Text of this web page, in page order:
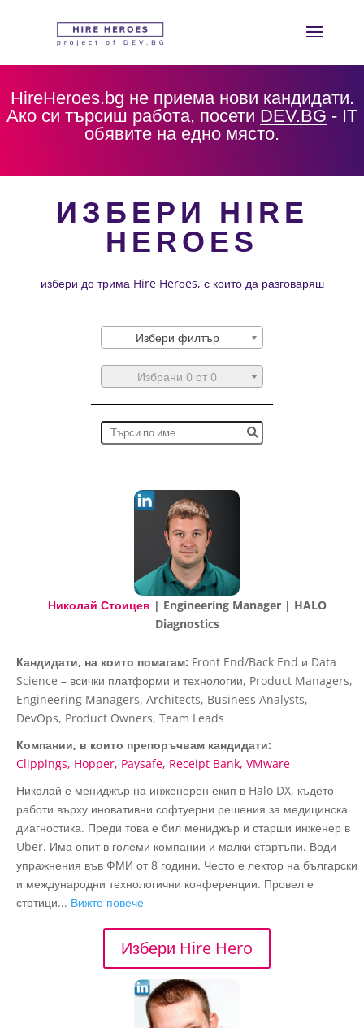
HireHeroes.bg не приема нови кандидати.
Ако си търсиш работа, посети DEV.BG - IT
обявите на едно място.
ИЗБЕРИ HIRE
HEROES
избери до трима Hire Herоes, с които да разговаряш
Избери филтър
Избрани 0 от 0
Николай Стоицев | Engineering Manager | HALO
Diagnostics
Кандидати, на които помагам: Front End/Back End и Data
Science – всички платформи и технологии, Product Managers,
Engineering Managers, Architects, Business Analysts,
DevOps, Product Owners, Team Leads
Компании, в които препоръчвам кандидати:
Clippings Hopper Paysafe Receipt Bank VMware
Николай е мениджър на инженерен екип в Halo DX, където
работи върху иновативни софтуерни решения за медицинска
диагностика. Преди това е бил мениджър и старши инженер в
Uber. Има опит в големи компании и малки стартъпи. Води
упражнения във ФМИ от 8 години. Често е лектор на български
и международни технологични конференции. Провел е
стотици... Вижте повече
Избери Hire Hero